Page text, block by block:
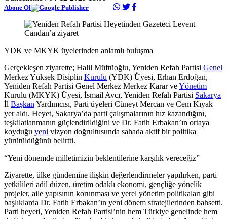
Abone Ol
YDK ve MKYK üyelerinden anlamlı buluşma
Gerçekleşen ziyarette; Halil Müftüoğlu, Yeniden Refah Partisi Genel
Merkez Yüksek Disiplin Kurulu (YDK) Üyesi, Erhan Erdoğan,
Yeniden Refah Partisi Genel Merkez Merkez Karar veYönetim
Kurulu (MKYK) Üyesi, İsmail Avcı, Yeniden Refah Partisi Sakarya
İl Başkan Yardımcısı, Parti üyeleri Cüneyt Mercan ve Cem Kıyak
yer aldı. Heyet, Sakarya’da parti çalışmalarının hız kazandığını,
teşkilatlanmanın güçlendirildiğini ve Dr. Fatih Erbakan’ın ortaya
koyduğu yeni vizyon doğrultusunda sahada aktif bir politika
yürütüldüğünü belirtti.
“Yeni dönemde milletimizin beklentilerine karşılık vereceğiz”
Ziyarette, ülke gündemine ilişkin değerlendirmeler yapılırken, parti
yetkilileri adil düzen, üretim odaklı ekonomi, gençliğe yönelik
projeler, aile yapısının korunması ve yerel yönetim politikaları gibi
başlıklarda Dr. Fatih Erbakan’ın yeni dönem stratejilerinden bahsetti.
Parti heyeti, Yeniden Refah Partisi’nin hem Türkiye genelinde hem